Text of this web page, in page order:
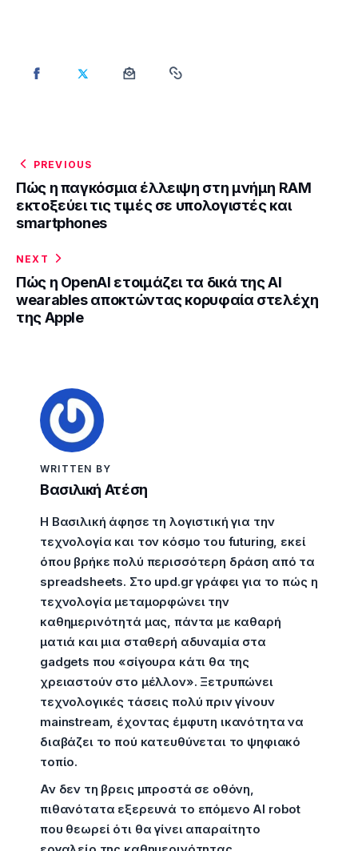
PREVIOUS
Πώς η παγκόσμια έλλειψη στη μνήμη RAM
εκτοξεύει τις τιμές σε υπολογιστές και
smartphones
NEXT
Πώς η OpenAI ετοιμάζει τα δικά της AI
wearables αποκτώντας κορυφαία στελέχη
της Apple
WRITTEN BY
Βασιλική Ατέση
Η Βασιλική άφησε τη λογιστική για την
τεχνολογία και τον κόσμο του futuring, εκεί
όπου βρήκε πολύ περισσότερη δράση από τα
spreadsheets. Στο upd.gr γράφει για το πώς η
τεχνολογία μεταμορφώνει την
καθημερινότητά μας, πάντα με καθαρή
ματιά και μια σταθερή αδυναμία στα
gadgets που «σίγουρα κάτι θα της
χρειαστούν στο μέλλον». Ξετρυπώνει
τεχνολογικές τάσεις πολύ πριν γίνουν
mainstream, έχοντας έμφυτη ικανότητα να
διαβάζει το πού κατευθύνεται το ψηφιακό
τοπίο.
Αν δεν τη βρεις μπροστά σε οθόνη,
πιθανότατα εξερευνά το επόμενο AI robot
που θεωρεί ότι θα γίνει απαραίτητο